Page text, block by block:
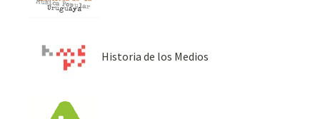
Historia de los Medios